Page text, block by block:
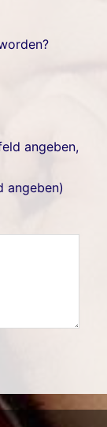
angeben,
angeben)